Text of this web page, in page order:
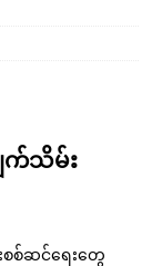
ျက်သိမ်း
စစ်ဆင်ရေးတွေ